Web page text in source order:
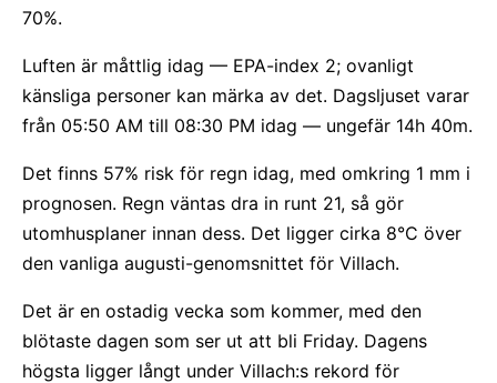
70%.
Luften är måttlig idag — EPA-index 2; ovanligt
känsliga personer kan märka av det. Dagsljuset varar
från 05:50 AM till 08:30 PM idag — ungefär 14h 40m.
Det finns 57% risk för regn idag, med omkring 1 mm i
prognosen. Regn väntas dra in runt 21, så gör
utomhusplaner innan dess. Det ligger cirka 8°C över
den vanliga augusti-genomsnittet för Villach.
Det är en ostadig vecka som kommer, med den
blötaste dagen som ser ut att bli Friday. Dagens
högsta ligger långt under Villach:s rekord för